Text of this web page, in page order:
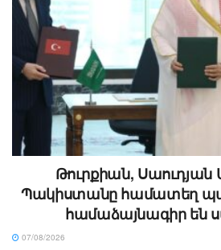
Թուրքիան,
Պակիստանը համատեղ
համաձայնագիր են
07/08/2026